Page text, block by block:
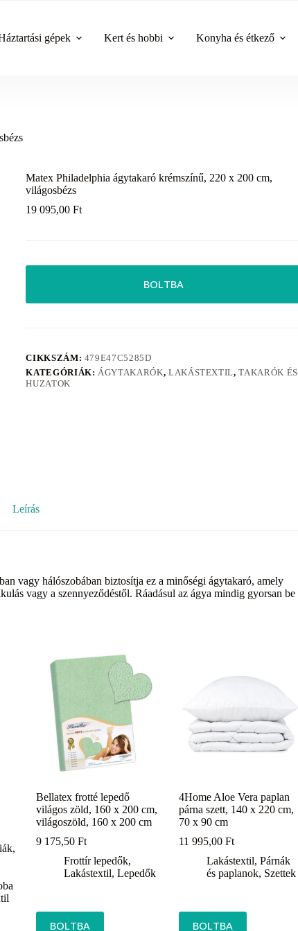
gépek Kert és hobbi Konyha és étkező
Matex Philadelphia ágytakaró krémszínű, 220 x 200 cm,
világosbézs
19 095,00Ft
BOLTBA
CIKKSZÁM: 479E47C5285D
KATEGÓRIÁK: ÁGYTAKARÓK, LAKÁSTEXTIL,TAKARÓK ÉS
HUZATOK
Leírás
vagy hálószobában biztosítja ez a minőségi ágytakaró, amely
vagy a szennyeződéstől. Ráadásul az ágya mindig gyorsan be
,
Bellatex frotté lepedő
világos zöld, 160 x 200 cm,
világoszöld, 160 x 200 cm
9 175,50Ft
Frottír lepedők,
Lakástextil,Lepedők
BOLTBA
4Home Aloe Vera paplan
párna szett, 140 x 220 cm,
70 x 90 cm
11 995,00Ft
Lakástextil,Párnák
és paplanok, Szettek
BOLTBA